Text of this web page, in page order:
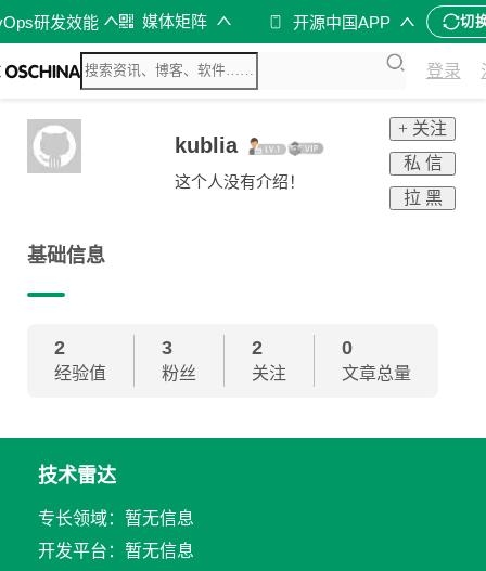
研发效能 媒体矩阵 开源中国APP 切
登录
kublia
这个人没有介绍！
+ 关注
私 信
拉 黑
基础信息
2
经验值
3
粉丝
2
关注
0
文章总量
技术雷达
专长领域：暂无信息
开发平台：暂无信息